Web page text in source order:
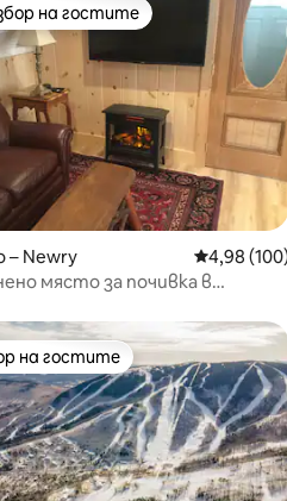
от 5, 120 отзива
избор на гостите
на гостите
– Newry Средна
4,98
място за почивка в
на гостите
на гостите